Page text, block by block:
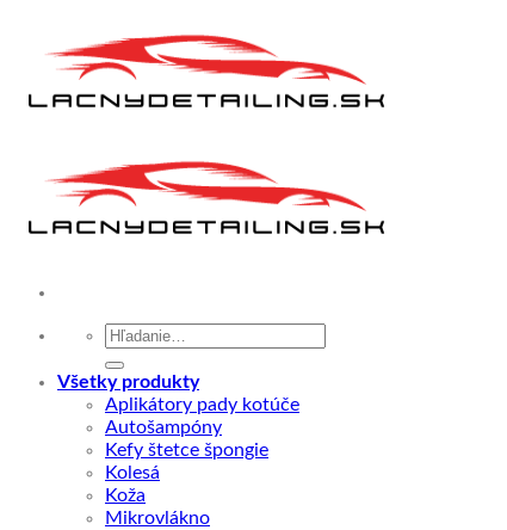
content
Hľadať:
Všetky produkty
Aplikátory pady kotúče
Autošampóny
Kefy štetce špongie
Kolesá
Koža
Mikrovlákno